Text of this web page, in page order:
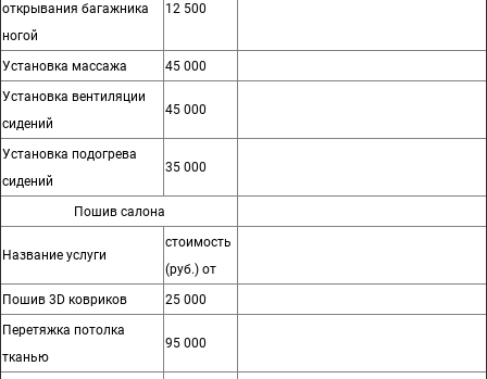
открывания багажника
ногой
12 500
Установка массажа
45 000
Установка вентиляции
сидений
45 000
Установка подогрева
сидений
35 000
Пошив салона
Название услуги
стоимость
(руб.) от
Пошив 3D ковриков
25 000
Перетяжка потолка
тканью
95 000